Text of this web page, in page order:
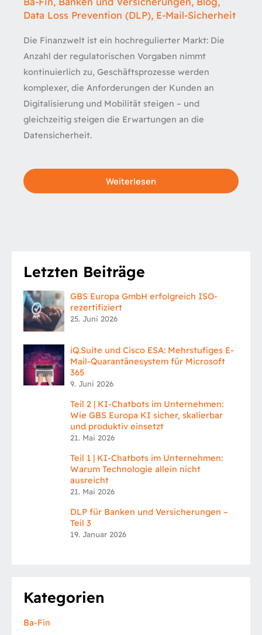
Data Loss Prevention (DLP), E-Mail-Sicherheit
Die Finanzwelt ist ein hochregulierter Markt: Die
Anzahl der regulatorischen Vorgaben nimmt
kontinuierlich zu, Geschäftsprozesse werden
komplexer, die Anforderungen der Kunden an
Digitalisierung und Mobilität steigen – und
gleichzeitig steigen die Erwartungen an die
Datensicherheit.
Weiterlesen
Letzten Beiträge
GBS Europa GmbH erfolgreich ISO-
rezertifiziert
25. Juni 2026
iQ.Suite und Cisco ESA: Mehrstufiges E-
Mail-Quarantänesystem für Microsoft
365
9. Juni 2026
Teil 2 | KI-Chatbots im Unternehmen:
Wie GBS Europa KI sicher, skalierbar
und produktiv einsetzt
21. Mai 2026
Teil 1 | KI-Chatbots im Unternehmen:
Warum Technologie allein nicht
ausreicht
21. Mai 2026
DLP für Banken und Versicherungen –
Teil 3
19. Januar 2026
Kategorien
Ba-Fin